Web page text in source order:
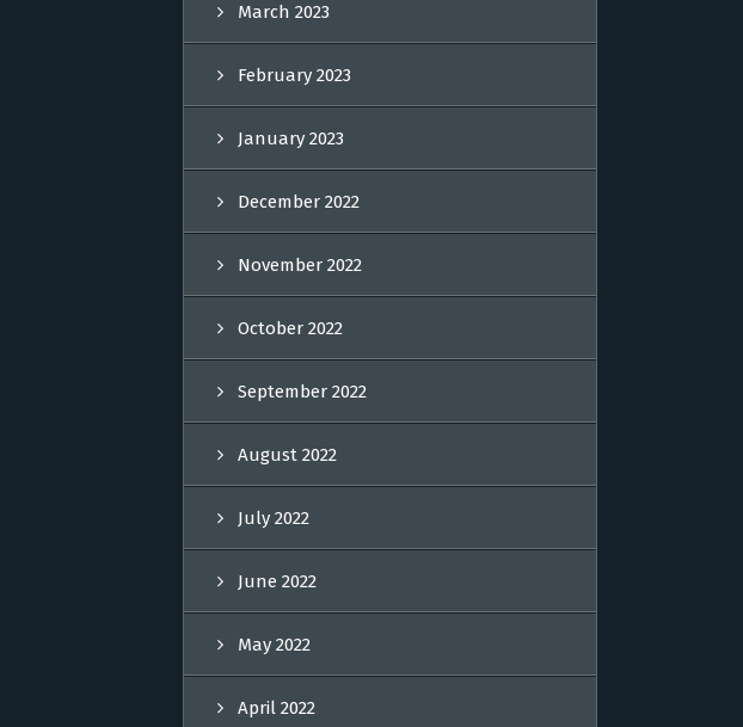
March 2023
February 2023
January 2023
December 2022
November 2022
October 2022
September 2022
August 2022
July 2022
June 2022
May 2022
April 2022